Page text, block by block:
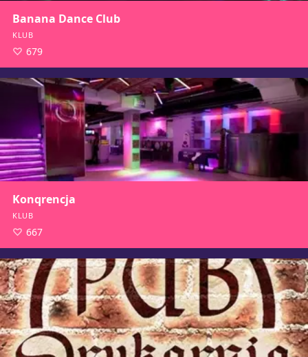
Banana Dance Club
KLUB
679
Konqrencja
KLUB
667